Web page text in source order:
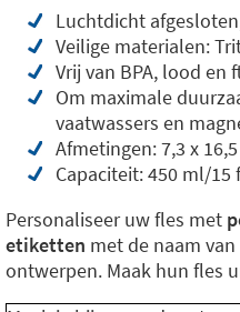
Luchtdicht
Veilige materialen:
Vrij van BPA, lood en
Om maximale
vaatwassers en
Afmetingen: 7,3 x
Capaciteit: 450 ml/15
Personaliseer uw fles met
etiketten met de naam
ontwerpen. Maak hun fles